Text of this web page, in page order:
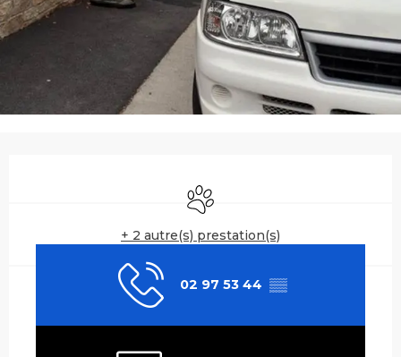
Animaux acceptés
+ 2 autre(s) prestation(s)
02 97 53 44 ▒▒